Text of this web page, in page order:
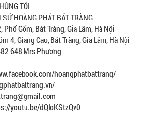
TÔI
SỨ HOÀNG PHÁT BÁT TRÀNG
Gốm, Bát Tràng, Gia Lâm, Hà Nội
4, Giang Cao, Bát Tràng, Gia Lâm, Hà Nội
648 Mrs Phương
hoangphatbattrang/
youtu.be/dQIoKStzQv0